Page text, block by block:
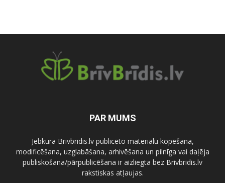
PAR MUMS
Jebkura Brivbridis.lv publicēto materiālu kopēšana,
modificēšana, uzglabāšana, arhivēšana un pilnīga vai daļēja
publiskošana/pārpublicēšana ir aizliegta bez Brivbridis.lv
rakstiskas atļaujas.